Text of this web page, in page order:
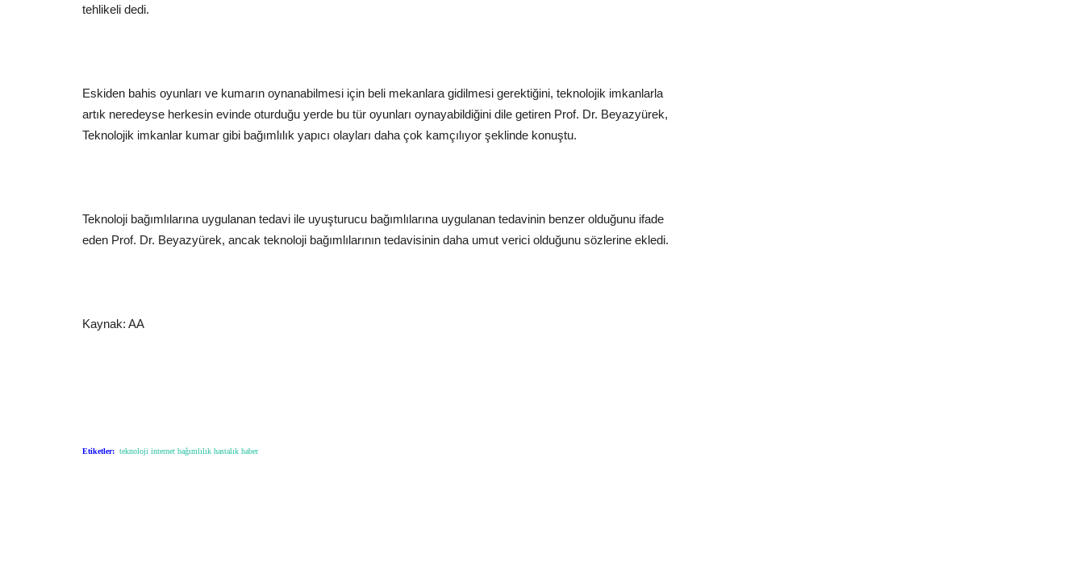
tehlikeli dedi.
Eskiden bahis oyunları ve kumarın oynanabilmesi için beli mekanlara gidilmesi gerektiğini, teknolojik imkanlarla
artık neredeyse herkesin evinde oturduğu yerde bu tür oyunları oynayabildiğini dile getiren Prof. Dr. Beyazyürek,
Teknolojik imkanlar kumar gibi bağımlılık yapıcı olayları daha çok kamçılıyor şeklinde konuştu.
Teknoloji bağımlılarına uygulanan tedavi ile uyuşturucu bağımlılarına uygulanan tedavinin benzer olduğunu ifade
eden Prof. Dr. Beyazyürek, ancak teknoloji bağımlılarının tedavisinin daha umut verici olduğunu sözlerine ekledi.
Kaynak: AA
Etiketler: teknoloji internet bağımlılık hastalık haber